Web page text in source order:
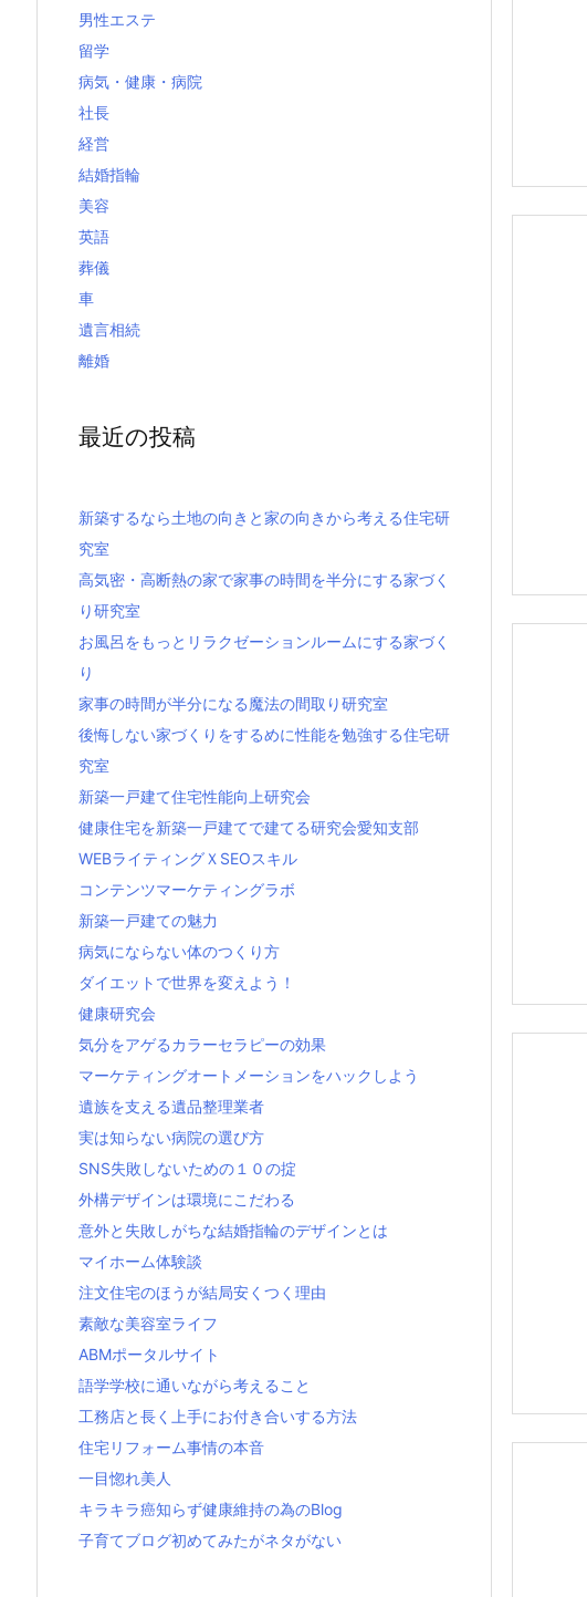
男性エステ
留学
病気・健康・病院
社長
経営
結婚指輪
美容
英語
葬儀
車
遺言相続
離婚
最近の投稿
新築するなら土地の向きと家の向きから考える住宅研
究室
高気密・高断熱の家で家事の時間を半分にする家づく
り研究室
お風呂をもっとリラクゼーションルームにする家づく
り
家事の時間が半分になる魔法の間取り研究室
後悔しない家づくりをするめに性能を勉強する住宅研
究室
新築一戸建て住宅性能向上研究会
健康住宅を新築一戸建てで建てる研究会愛知支部
WEBライティングＸSEOスキル
コンテンツマーケティングラボ
新築一戸建ての魅力
病気にならない体のつくり方
ダイエットで世界を変えよう！
健康研究会
気分をアゲるカラーセラピーの効果
マーケティングオートメーションをハックしよう
遺族を支える遺品整理業者
実は知らない病院の選び方
SNS失敗しないための１０の掟
外構デザインは環境にこだわる
意外と失敗しがちな結婚指輪のデザインとは
マイホーム体験談
注文住宅のほうが結局安くつく理由
素敵な美容室ライフ
ABMポータルサイト
語学学校に通いながら考えること
工務店と長く上手にお付き合いする方法
住宅リフォーム事情の本音
一目惚れ美人
キラキラ癌知らず健康維持の為のBlog
子育てブログ初めてみたがネタがない